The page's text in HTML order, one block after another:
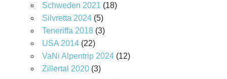
Schweden 2021 (18)
Silvretta 2024(5)
Teneriffa 2018(3)
USA 2014(22)
VaNi Alpentrip 2024(12)
Zillertal 2020(3)